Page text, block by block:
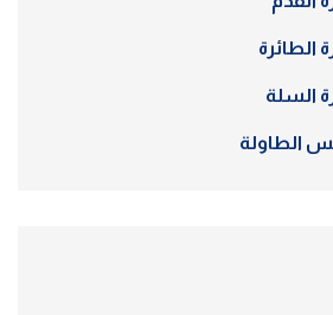
الطائرة
السلة
الطاولة